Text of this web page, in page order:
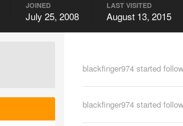
JOINED
July 25, 2008
LAST VISITED
August 13, 2015
blackfinger974 started
blackfinger974 started